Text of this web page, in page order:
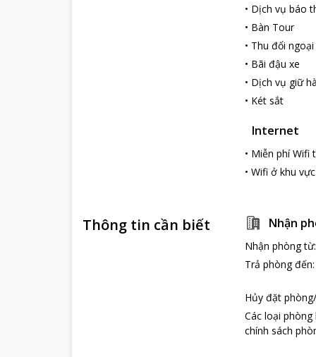
Khách sạn có
Dịch vụ cung
khách từ sân
Những điểm
Golden Land
đó chỉ 5 phút
của thành phố.
Nhà hát Múa
các khu lịch
• Dịch vụ báo
• Bàn Tour
• Thu đổi
• Bãi đậu xe
• Dịch vụ giữ
• Két sắt
Internet
• Miễn phí Wifi
• Wifi ở khu
Thông tin cần biết Nhận
Nhận phòng từ:
Trả phòng đến:
Hủy đặt
Các loại
chính sách